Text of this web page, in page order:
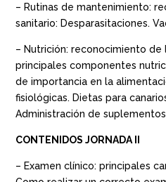
– Rutinas de mantenimiento:
sanitario: Desparasitaciones.
– Nutrición: reconocimiento de
principales componentes
de importancia en la
fisiológicas. Dietas para
Administración de
CONTENIDOS JORNADA II
– Examen clínico: principales